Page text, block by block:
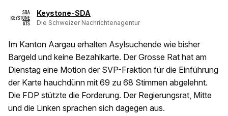
Keystone-SDA
Die Schweizer Nachrichtenagentur
Im Kanton Aargau erhalten Asylsuchende wie bisher
Bargeld und keine Bezahlkarte. Der Grosse Rat hat am
Dienstag eine Motion der SVP-Fraktion für die Einführung
der Karte hauchdünn mit 69 zu 68 Stimmen abgelehnt.
Die FDP stützte die Forderung. Der Regierungsrat, Mitte
und die Linken sprachen sich dagegen aus.